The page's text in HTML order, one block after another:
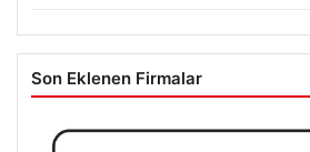
Son Eklenen Firmalar